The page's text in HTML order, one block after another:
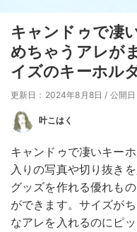
キャンドゥで凄
めちゃうアレが
イズのキーホル
更新日：2024年8月8日 / 公開
叶こはく
キャンドゥで凄いキー
入りの写真や切り抜き
グッズを作れる優れも
ができます。サイズが
なアレを入れるのにピ